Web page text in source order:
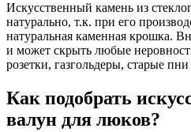
Искусственный камень из
натурально, т.к. при его
натуральная каменная крошка.
и может скрыть любые
розетки, газгольдеры, старые
Как подобрать
валун для люков?